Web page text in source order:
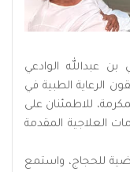
بن عبدالله الوادعي
الرعاية الطبية في
للاطمئنان على
العلاجية المقدمة
للحجاج، واستمع